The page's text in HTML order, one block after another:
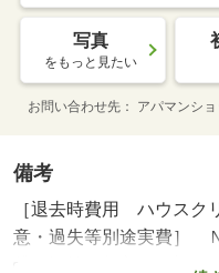
写真
をもっと見たい
お問い合わせ先 アパマンシ
備考
［退去時費用 ハウスク
意・過失等別途実費］
貸保証等：加入要（初回